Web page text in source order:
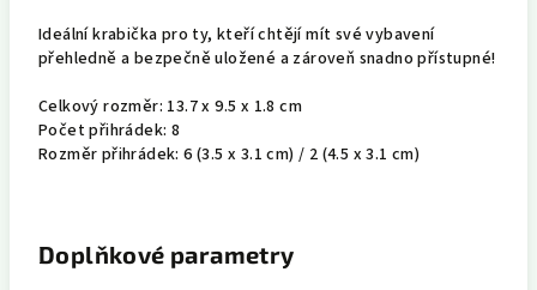
Ideální krabička pro ty, kteří chtějí mít své vybavení
přehledně a bezpečně uložené a zároveň snadno přístupné!
Celkový rozměr: 13.7 x 9.5 x 1.8 cm
Počet přihrádek: 8
Rozměr přihrádek: 6 (3.5 x 3.1 cm) / 2 (4.5 x 3.1 cm)
Doplňkové parametry